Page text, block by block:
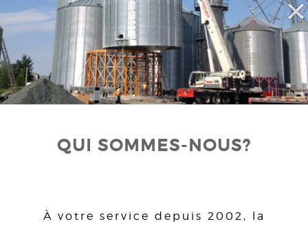
QUI SOMMES-NOUS?
À votre service depuis 2002, la